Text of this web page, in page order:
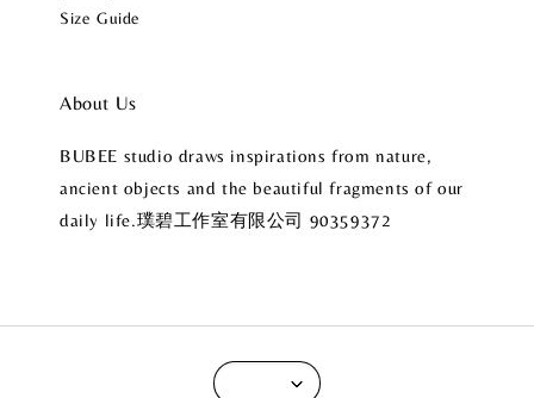
Size Guide
About Us
BUBEE studio draws inspirations from nature,
ancient objects and the beautiful fragments of our
daily life.璞碧工作室有限公司 90359372